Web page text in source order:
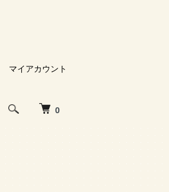
0
マイアカウント